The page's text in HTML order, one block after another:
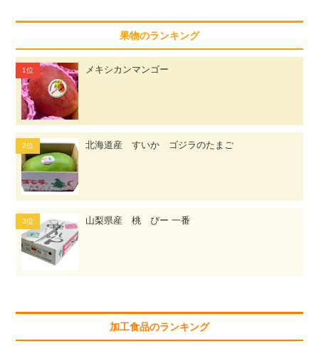
果物のランキング
メキシカンマンゴー
北海道産 すいか ゴジラのたまご
山梨県産 桃 ぴー 一番
加工食品のランキング